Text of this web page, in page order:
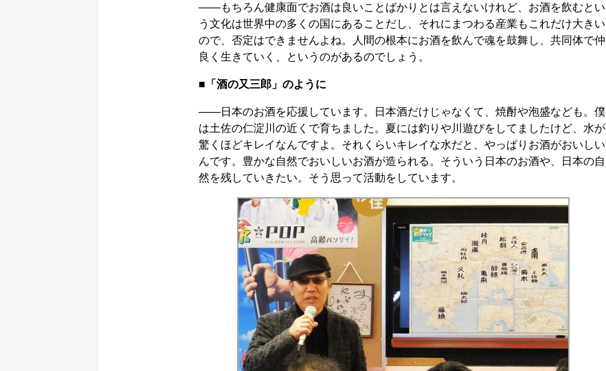
――もちろん健康面でお酒は良いことばかりとは言えないけれど、お酒を飲むとい
う文化は世界中の多くの国にあることだし、それにまつわる産業もこれだけ大きい
ので、否定はできませんよね。人間の根本にお酒を飲んで魂を鼓舞し、共同体で仲
良く生きていく、というのがあるのでしょう。
■「酒の又三郎」のように
――日本のお酒を応援しています。日本酒だけじゃなくて、焼酎や泡盛なども。僕
は土佐の仁淀川の近くで育ちました。夏には釣りや川遊びをしてましたけど、水が
驚くほどキレイなんですよ。それくらいキレイな水だと、やっぱりお酒がおいしい
んです。豊かな自然でおいしいお酒が造られる。そういう日本のお酒や、日本の自
然を残していきたい。そう思って活動をしています。